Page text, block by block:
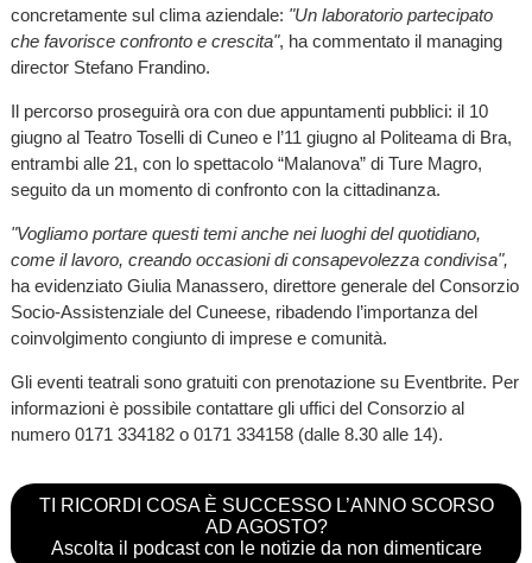
concretamente sul clima aziendale: "Un laboratorio partecipato
che favorisce confronto e crescita", ha commentato il managing
director Stefano Frandino.
Il percorso proseguirà ora con due appuntamenti pubblici: il 10
giugno al Teatro Toselli di Cuneo e l’11 giugno al Politeama di Bra,
entrambi alle 21, con lo spettacolo “Malanova” di Ture Magro,
seguito da un momento di confronto con la cittadinanza.
"Vogliamo portare questi temi anche nei luoghi del quotidiano,
come il lavoro, creando occasioni di consapevolezza condivisa",
ha evidenziato Giulia Manassero, direttore generale del Consorzio
Socio-Assistenziale del Cuneese, ribadendo l’importanza del
coinvolgimento congiunto di imprese e comunità.
Gli eventi teatrali sono gratuiti con prenotazione su Eventbrite. Per
informazioni è possibile contattare gli uffici del Consorzio al
numero 0171 334182 o 0171 334158 (dalle 8.30 alle 14).
TI RICORDI COSA È SUCCESSO L’ANNO SCORSO
AD AGOSTO?
Ascolta il podcast con le notizie da non dimenticare